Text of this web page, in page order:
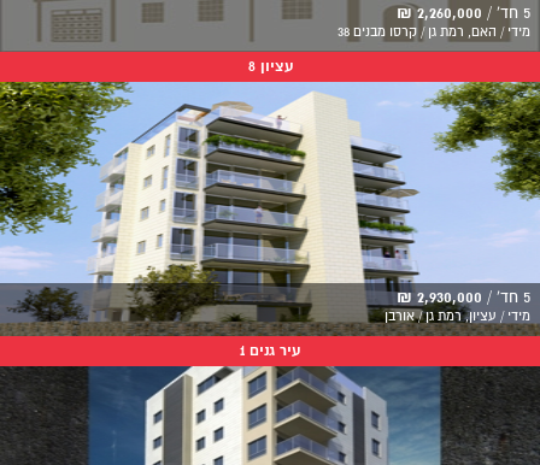
5 חד' / 2,260,000 ₪
מידי / האם, רמת גן / קרסו מבנים 38
עציון 8
5 חד' / 2,930,000 ₪
מידי / עציון, רמת גן / אורבן
עיר גנים 1